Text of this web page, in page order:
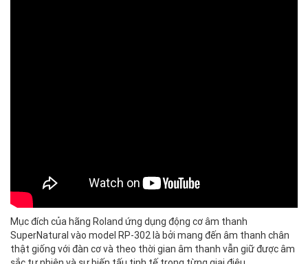
Mục đích của hãng Roland ứng dụng động cơ âm thanh
SuperNatural vào model RP-302 là bởi mang đến âm thanh chân
thật giống với đàn cơ và theo thời gian âm thanh vẫn giữ được âm